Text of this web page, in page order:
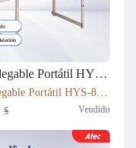
Mesa Plegable Portátil HYS-8912-1
Mesa Plegable Portátil HYS-8912-1 80*40*75cm & 4900g Ajustable Sin instalación
$ Vendido